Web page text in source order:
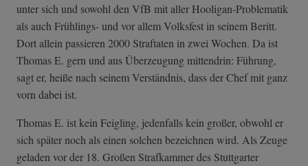
unter sich und sowohl den VfB mit aller Hooligan-Problematik
als auch Frühlings- und vor allem Volksfest in seinem Beritt.
Dort allein passieren 2000 Straftaten in zwei Wochen. Da ist
Thomas E. gern und aus Überzeugung mittendrin: Führung,
sagt er, heiße nach seinem Verständnis, dass der Chef mit ganz
vorn dabei ist.
Thomas E. ist kein Feigling, jedenfalls kein großer, obwohl er
sich später noch als einen solchen bezeichnen wird. Als Zeuge
geladen vor der 18. Großen Strafkammer des Stuttgarter